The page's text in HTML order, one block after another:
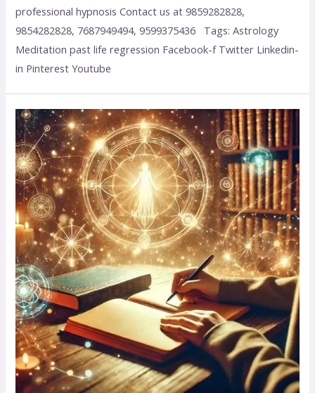
professional hypnosis Contact us at 9859282828,
9854282828, 7687949494, 9599375436 Tags: Astrology
Meditation past life regression Facebook-f Twitter Linkedin-
in Pinterest Youtube